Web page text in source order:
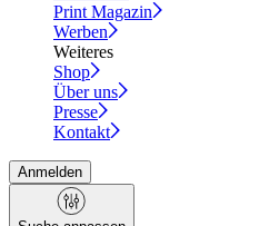
Print Magazin
Werben
Weiteres
Shop
Über uns
Presse
Kontakt
Anmelden